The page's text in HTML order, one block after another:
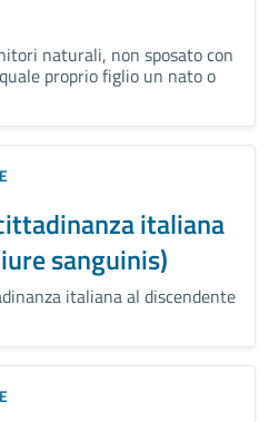
naturali, non sposato con
proprio figlio un nato o
italiana
sanguinis)
italiana al discendente